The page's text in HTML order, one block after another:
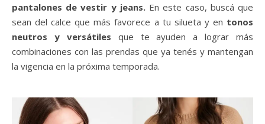
pantalones de vestir y jeans.En este caso, buscá que
sean del calce que más favorece a tu silueta y en tonos
neutros y versátiles que te ayuden a lograr más
combinaciones con las prendas que ya tenés y mantengan
la vigencia en la próxima temporada.